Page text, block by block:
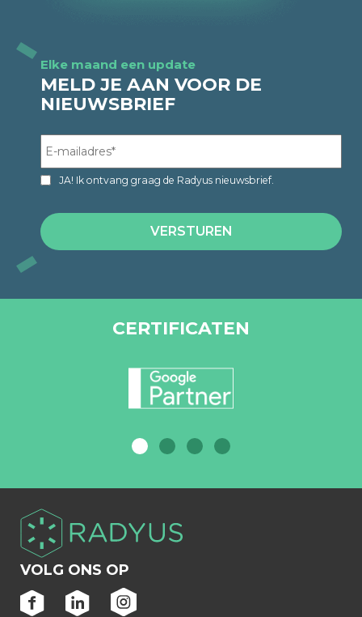
Elke maand een update
MELD JE AAN VOOR DE
NIEUWSBRIEF
JA! Ik ontvang graag de Radyus nieuwsbrief.
CERTIFICATEN
VOLG ONS OP